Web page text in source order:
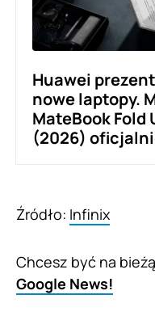
Huawei
nowe laptopy.
MateBook
(2026)
Źródło: Infinix
Chcesz być na
Google News!